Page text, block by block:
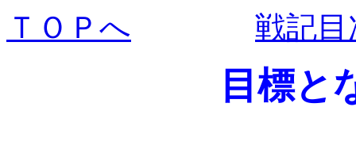
ＴＯＰへ 戦記
目標と